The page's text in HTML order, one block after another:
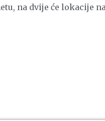
na dvije će lokacije